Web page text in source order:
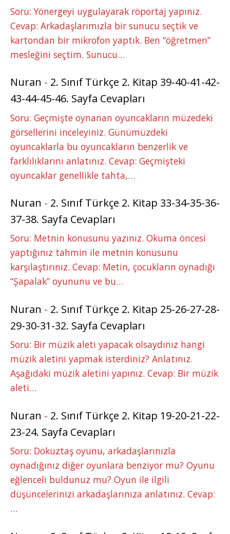
Soru: Yönergeyi uygulayarak röportaj yapınız.
Cevap: Arkadaşlarımızla bir sunucu seçtik ve
kartondan bir mikrofon yaptık. Ben “öğretmen”
mesleğini seçtim. Sunucu…
Nuran - 2. Sınıf Türkçe 2. Kitap 39-40-41-42-
43-44-45-46. Sayfa Cevapları
Soru: Geçmişte oynanan oyuncakların müzedeki
görsellerini inceleyiniz. Günümüzdeki
oyuncaklarla bu oyuncakların benzerlik ve
farklılıklarını anlatınız. Cevap: Geçmişteki
oyuncaklar genellikle tahta,…
Nuran - 2. Sınıf Türkçe 2. Kitap 33-34-35-36-
37-38. Sayfa Cevapları
Soru: Metnin konusunu yazınız. Okuma öncesi
yaptığınız tahmin ile metnin konusunu
karşılaştırınız. Cevap: Metin, çocukların oynadığı
“Şapalak” oyununu ve bu…
Nuran - 2. Sınıf Türkçe 2. Kitap 25-26-27-28-
29-30-31-32. Sayfa Cevapları
Soru: Bir müzik aleti yapacak olsaydınız hangi
müzik aletini yapmak isterdiniz? Anlatınız.
Aşağıdaki müzik aletini yapınız. Cevap: Bir müzik
aleti…
Nuran - 2. Sınıf Türkçe 2. Kitap 19-20-21-22-
23-24. Sayfa Cevapları
Soru: Dokuztaş oyunu, arkadaşlarınızla
oynadığınız diğer oyunlara benziyor mu? Oyunu
eğlenceli buldunuz mu? Oyun ile ilgili
düşüncelerinizi arkadaşlarınıza anlatınız. Cevap:
…